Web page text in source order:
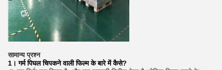
सामान्य प्रश्न
1। गर्म पिघल चिपकने वाली फिल्म के बारे में कैसे?